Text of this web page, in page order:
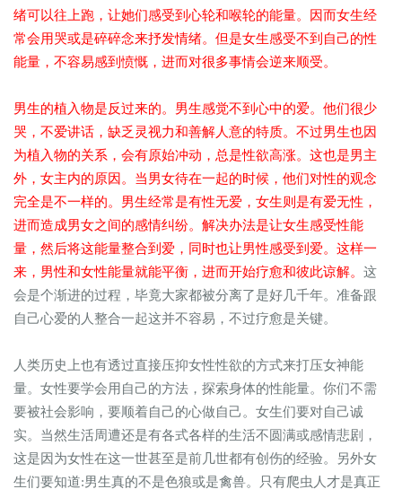
绪可以往上跑，让她们感受到心轮和喉轮的能量。因而女生经
常会用哭或是碎碎念来抒发情绪。但是女生感受不到自己的性
能量，不容易感到愤慨，进而对很多事情会逆来顺受。
男生的植入物是反过来的。男生感觉不到心中的爱。他们很少
哭，不爱讲话，缺乏灵视力和善解人意的特质。不过男生也因
为植入物的关系，会有原始冲动，总是性欲高涨。这也是男主
外，女主内的原因。当男女待在一起的时候，他们对性的观念
完全是不一样的。男生经常是有性无爱，女生则是有爱无性，
进而造成男女之间的感情纠纷。解决办法是让女生感受性能
量，然后将这能量整合到爱，同时也让男性感受到爱。这样一
来，男性和女性能量就能平衡，进而开始疗愈和彼此谅解。 这
会是个渐进的过程，毕竟大家都被分离了是好几千年。准备跟
自己心爱的人整合一起这并不容易，不过疗愈是关键。
人类历史上也有透过直接压抑女性性欲的方式来打压女神能
量。女性要学会用自己的方法，探索身体的性能量。你们不需
要被社会影响，要顺着自己的心做自己。女生们要对自己诚
实。当然生活周遭还是有各式各样的生活不圆满或感情悲剧，
这是因为女性在这一世甚至是前几世都有创伤的经验。另外女
生们要知道:男生真的不是色狼或是禽兽。只有爬虫人才是真正